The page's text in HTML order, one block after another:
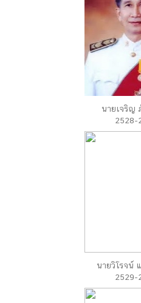
นายเจริญ
2528-
นายวิโรจน์
2529-